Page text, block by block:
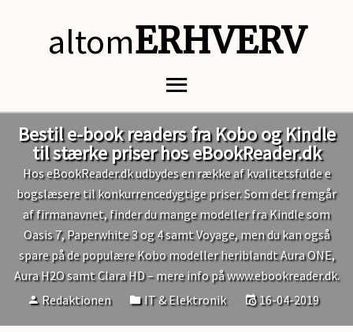
altomERHVERV
Bestil e-book readers fra Kobo og Kindle
til stærke priser hos eBookReader.dk
Hos eBookReader.dk udbydes en række af kvalitetsfulde e
bogslæsere til konkurrencedygtige priser. Som det fremgår
af firmanavnet, finder du mange modeller fra Kindle som
Oasis 7, Paperwhite 3 og 4 samt Voyage, men du kan også
spare på de populære Kobo modeller heriblandt Aura ONE,
Aura H2O samt Clara HD – mere info på www.ebookreader.dk.
Redaktionen
IT & Elektronik 16-04-2019